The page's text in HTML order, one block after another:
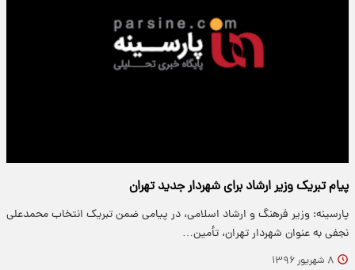
پیام تبریک وزیر ارشاد برای شهردار جدید تهران
پارسینه: وزیر فرهنگ و ارشاد اسلامی، در پیامی ضمن تبریک انتخاب محمدعلی
نجفی به عنوان شهردار تهران، تأمین…
۸ شهریور ۱۳۹۶